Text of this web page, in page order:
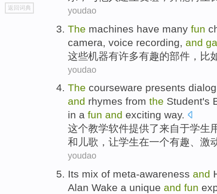
top
返回词典 youdao
The machines have many fun
camera, voice recording, and
这些机器有许多有趣的部件，比
youdao
The courseware presents
and rhymes from the Student's
in a fun and exciting way.
这个教学软件提供了来自于学生
和 儿歌 ， 让学生在一个有趣、 激
youdao
Its mix of meta-awareness and
Alan Wake a unique and fun